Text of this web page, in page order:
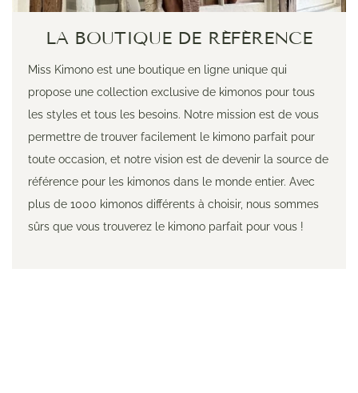
LA BOUTIQUE DE RÉFÉRENCE
Miss Kimono est une boutique en ligne unique qui
propose une collection exclusive de kimonos pour tous
les styles et tous les besoins. Notre mission est de vous
permettre de trouver facilement le kimono parfait pour
toute occasion, et notre vision est de devenir la source de
référence pour les kimonos dans le monde entier. Avec
plus de 1000 kimonos différents à choisir, nous sommes
sûrs que vous trouverez le kimono parfait pour vous !